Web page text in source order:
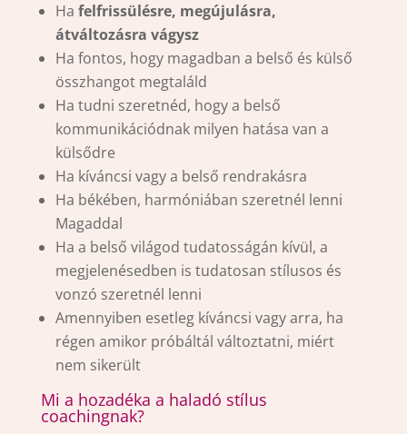
Ha felfrissülésre, megújulásra,
átváltozásra vágysz
Ha fontos, hogy magadban a belső és külső
összhangot megtaláld
Ha tudni szeretnéd, hogy a belső
kommunikációdnak milyen hatása van a
külsődre
Ha kíváncsi vagy a belső rendrakásra
Ha békében, harmóniában szeretnél lenni
Magaddal
Ha a belső világod tudatosságán kívül, a
megjelenésedben is tudatosan stílusos és
vonzó szeretnél lenni
Amennyiben esetleg kíváncsi vagy arra, ha
régen amikor próbáltál változtatni, miért
nem sikerült
Mi a hozadéka a haladó stílus
coachingnak?